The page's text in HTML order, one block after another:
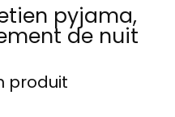
pyjama,
de nuit
produit